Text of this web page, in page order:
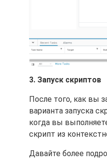
3. Запуск скриптов
После того, как вы
варианта запуска
когда вы
скрипт из
Давайте более